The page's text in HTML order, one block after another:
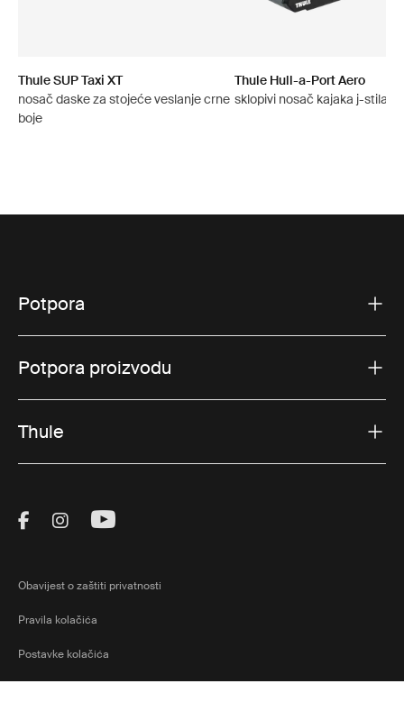
Thule SUP Taxi XT
nosač daske za stojeće veslanje crne
boje
Thule Hull-a-Port Aero
sklopivi nosač kajaka j-stila
Potpora
Potpora proizvodu
Thule
Visit Thule on Facebook (external link)
Visit Thule on Instagram (external link)
Visit Thule on Youtube (external
Obavijest o zaštiti privatnosti
Pravila kolačića
Postavke kolačića